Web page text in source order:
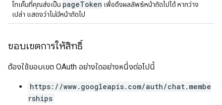
โทเค็นที่คุณส่งเป็น pageToken เพื่อดึงผลลัพธ์หน้าถัดไปได้ หากว่าง
เปล่า แสดงว่าไม่มีหน้าถัดไป
ขอบเขตการให้สิทธิ์
ต้องใช้ขอบเขต OAuth อย่างใดอย่างหนึ่งต่อไปนี้
https://www.googleapis.com/auth/chat.membe
rships